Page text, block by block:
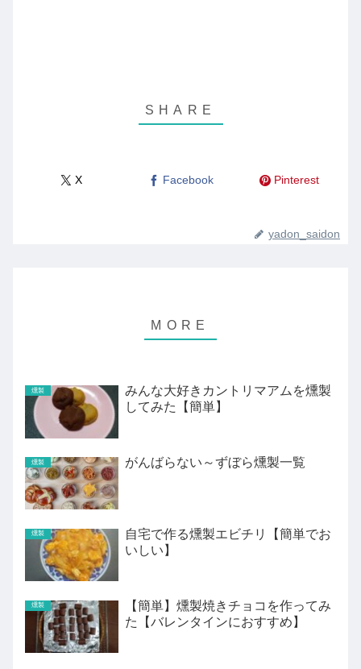
X Facebook Pinterest
yadon_saidon
燻製
みんな大好きカントリマアムを燻製
してみた【簡単】
燻製 がんばらない～ずぼら燻製一覧
燻製
自宅で作る燻製エビチリ【簡単でお
いしい】
燻製
【簡単】燻製焼きチョコを作ってみ
た【バレンタインにおすすめ】